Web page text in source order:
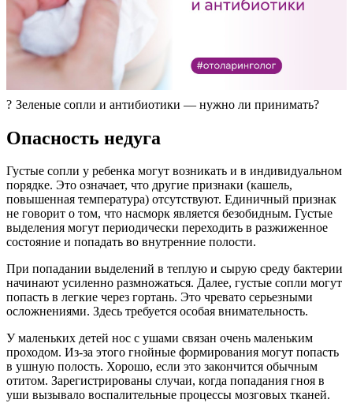
? Зеленые сопли и антибиотики — нужно ли принимать?
Опасность недуга
Густые сопли у ребенка могут возникать и в индивидуальном
порядке. Это означает, что другие признаки (кашель,
повышенная температура) отсутствуют. Единичный признак
не говорит о том, что насморк является безобидным. Густые
выделения могут периодически переходить в разжиженное
состояние и попадать во внутренние полости.
При попадании выделений в теплую и сырую среду бактерии
начинают усиленно размножаться. Далее, густые сопли могут
попасть в легкие через гортань. Это чревато серьезными
осложнениями. Здесь требуется особая внимательность.
У маленьких детей нос с ушами связан очень маленьким
проходом. Из-за этого гнойные формирования могут попасть
в ушную полость. Хорошо, если это закончится обычным
отитом. Зарегистрированы случаи, когда попадания гноя в
уши вызывало воспалительные процессы мозговых тканей.